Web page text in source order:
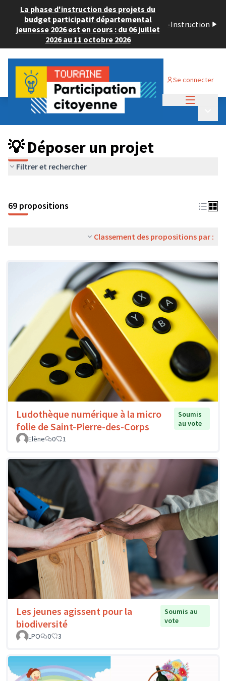
La phase d'instruction des projets du
budget participatif départemental
jeunesse 2026 est en cours : du 06 juillet
2026 au 11 octobre 2026
-Instruction
Se connecter
Budget Participatif ADULTE 2024
💡 Déposer un projet
💡 Déposer un projet
Filtrer et rechercher
69 propositions
Classement des propositions par :
Ludothèque numérique à la micro
folie de Saint-Pierre-des-Corps
Soumis
au vote
Elène
0 1
Les jeunes agissent pour la
biodiversité
Soumis au
vote
LPO
0 3